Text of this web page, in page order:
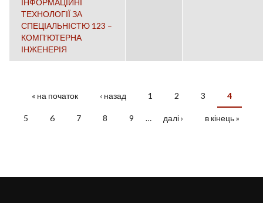
ІНФОРМАЦІЙНІ
ТЕХНОЛОГІЇ ЗА
СПЕЦІАЛЬНІСТЮ 123 –
КОМП’ЮТЕРНА
ІНЖЕНЕРІЯ
« на початок ‹ назад 1 2 3 4
5 6 7 8 9 … далі › в кінець »